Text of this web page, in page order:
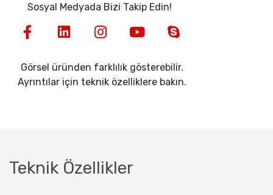
Sosyal Medyada Bizi Takip Edin!
Görsel üründen farklılık gösterebilir.
Ayrıntılar için teknik özelliklere bakın.
Teknik Özellikler